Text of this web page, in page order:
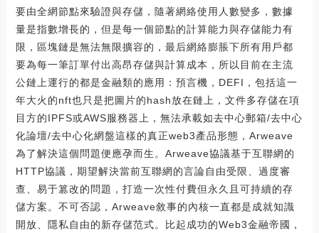
要由全網節點來驗證與存儲，隨著網絡使用人數變多，數據
量是指數增長的，但是每一個節點的計算能力與存儲能力有
限，區塊鏈是無法無限擴容的，最后網絡膨脹下所有用戶都
要為每一筆訂單付出高昂存儲與計算成本，所以目前在主流
公鏈上運行的都是金融類的應用：預言機，DEFI，包括這一
年大火的nft也只是把圖片的hash放在鏈上，文件多存儲在項
目方的IPFS或AWS服務器上，無法承載如去中心郵箱/去中心
化論壇/去中心化網盤這樣的真正web3產品形態，Arweave
為了解決這個問題便應孕而生。Arweave協議基于互聯網的
HTTP協議，期望解決當前互聯網的言論自由受限、過度審
查、易于篡改的問題，打造一次性付費但永久且可持續的存
儲方案。不可否認，Arweave敘事的內核一直都是成就知識
開放、隱私自由的新存儲范式。比起成功的Web3金融帝國，